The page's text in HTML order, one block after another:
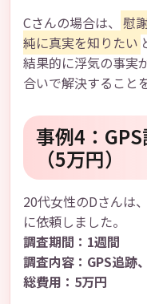
Cさんの場合は、 慰
純に真実を知りたい
結果的に浮気の事実
合いで解決すること
事例4：
（5万円）
20代女性のDさんは
に依頼しました。
調査期間：1週間
調査内容：GPS追跡
総費用：5万円